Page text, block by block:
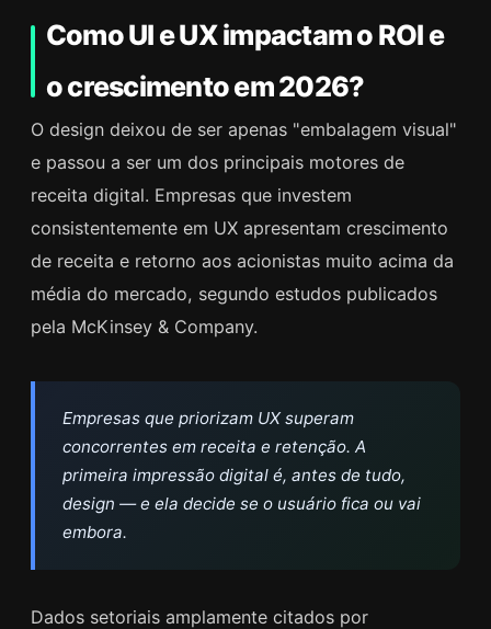
Como UI e UX impactam o ROI e
o crescimento em 2026?
O design deixou de ser apenas "embalagem visual"
e passou a ser um dos principais motores de
receita digital. Empresas que investem
consistentemente em UX apresentam crescimento
de receita e retorno aos acionistas muito acima da
média do mercado, segundo estudos publicados
pela McKinsey & Company.
Empresas que priorizam UX superam
concorrentes em receita e retenção. A
primeira impressão digital é, antes de tudo,
design — e ela decide se o usuário fica ou vai
embora.
Dados setoriais amplamente citados por